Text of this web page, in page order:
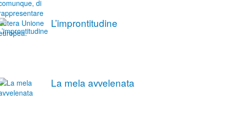
L’improntitudine
La mela avvelenata